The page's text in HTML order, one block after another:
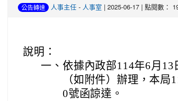
公告轉達 人事主任 - 人事室 | 2025-06-17 | 點閱數：
說明：
一、 依據內政部114年6月13
（如附件）辦理，本
0號函諒達。